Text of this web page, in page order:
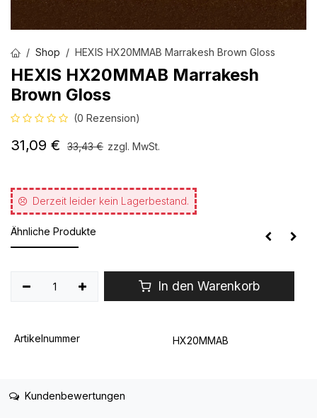
Shop HEXIS HX20MMAB Marrakesh Brown Gloss
HEXIS HX20MMAB Marrakesh
Brown Gloss
(0 Rezension)
31,09 € 33,43€ zzgl. MwSt.
Derzeit leider kein Lagerbestand.
Ähnliche Produkte
In den Warenkorb
Artikelnummer HX20MMAB
Kundenbewertungen